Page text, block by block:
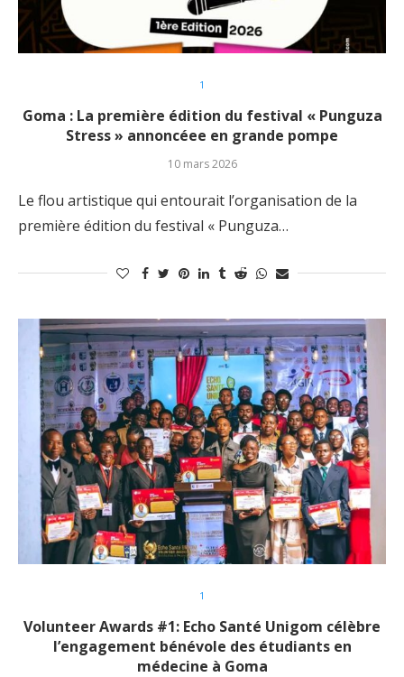
1
Goma : La première édition du festival « Punguza
Stress » annoncéee en grande pompe
10 mars 2026
Le flou artistique qui entourait l’organisation de la
première édition du festival « Punguza…
1
Volunteer Awards #1: Echo Santé Unigom célèbre
l’engagement bénévole des étudiants en
médecine à Goma